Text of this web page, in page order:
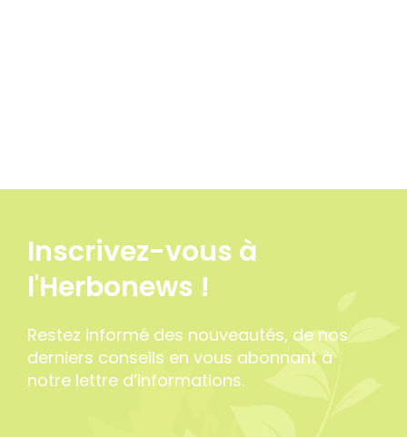
Inscrivez-vous à
l'Herbonews !
Restez informé des nouveautés, de nos
derniers conseils en vous abonnant à
notre lettre d’informations.